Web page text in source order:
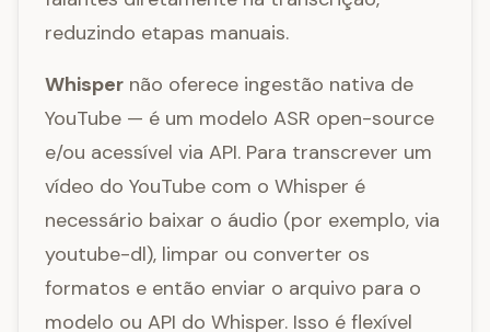
reduzindo etapas manuais.
Whisper não oferece ingestão nativa de
YouTube — é um modelo ASR open-source
e/ou acessível via API. Para transcrever um
vídeo do YouTube com o Whisper é
necessário baixar o áudio (por exemplo, via
youtube-dl), limpar ou converter os
formatos e então enviar o arquivo para o
modelo ou API do Whisper. Isso é flexível